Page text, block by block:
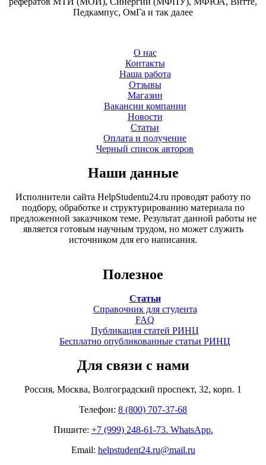
Педкампус, ОмГа и так далее
О нас
Контакты
Наша работа
Отзывы
Магазин
Вакансии компании
Новости
Статьи
Оплата и получение
Черный список авторов
Наши данные
Исполнители сайта HelpStudentu24.ru проводят работу по
подбору, обработке и структурированию материала по
предложенной заказчиком теме. Результат данной работы не
является готовым научным трудом, но может служить
источником для его написания.
Полезное
Статьи
Справочник для студента
FAQ
Публикация статей РИНЦ
Бесплатно опубликованные статьи РИНЦ
Для связи с нами
Россия, Москва, Волгоградский проспект, 32, корп. 1
Телефон: 8 (800) 707-37-68
Пишите: +7 (999) 248-61-73. WhatsApp.
Email: helpstudent24.ru@mail.ru